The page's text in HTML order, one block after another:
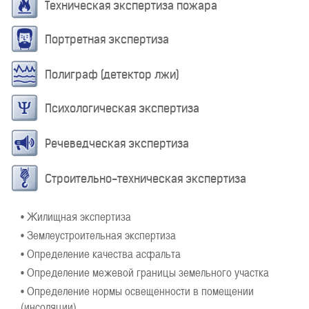
Техническая экспертиза пожара
Портретная экспертиза
Полиграф (детектор лжи)
Психологическая экспертиза
Речеведческая экспертиза
Строительно-техническая экспертиза
• Жилищная экспертиза
• Землеустроительная экспертиза
• Определение качества асфальта
• Определение межевой границы земельного участка
• Определение нормы освещенности в помещении